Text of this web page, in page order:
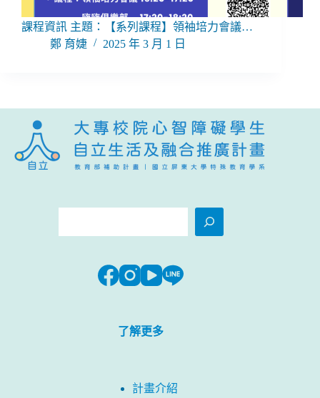
課程資訊 主題：【系列課程】領袖培力會議…
鄭 育婕
2025 年 3 月 1 日
了解更多
計畫介紹